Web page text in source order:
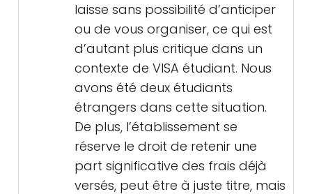
laisse sans possibilité d’anticiper
ou de vous organiser, ce qui est
d’autant plus critique dans un
contexte de VISA étudiant. Nous
avons été deux étudiants
étrangers dans cette situation.
De plus, l’établissement se
réserve le droit de retenir une
part significative des frais déjà
versés, peut être à juste titre, mais